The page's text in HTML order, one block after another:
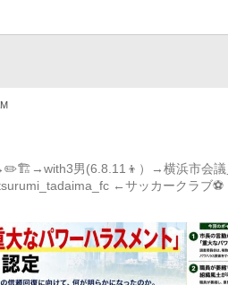
男(6.8.11👦）→横浜市会議
←サッカークラブ⚽️